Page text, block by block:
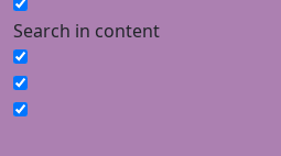
Search in content